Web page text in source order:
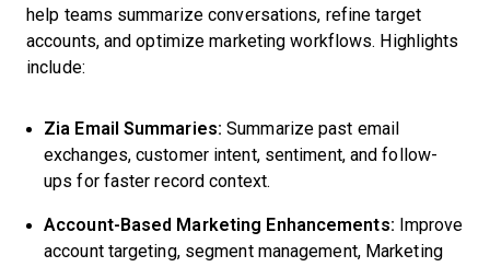
help teams summarize conversations, refine target
accounts, and optimize marketing workflows. Highlights
include:
Zia Email Summaries: Summarize past email
exchanges, customer intent, sentiment, and follow-
ups for faster record context.
Account-Based Marketing Enhancements: Improve
account targeting, segment management, Marketing